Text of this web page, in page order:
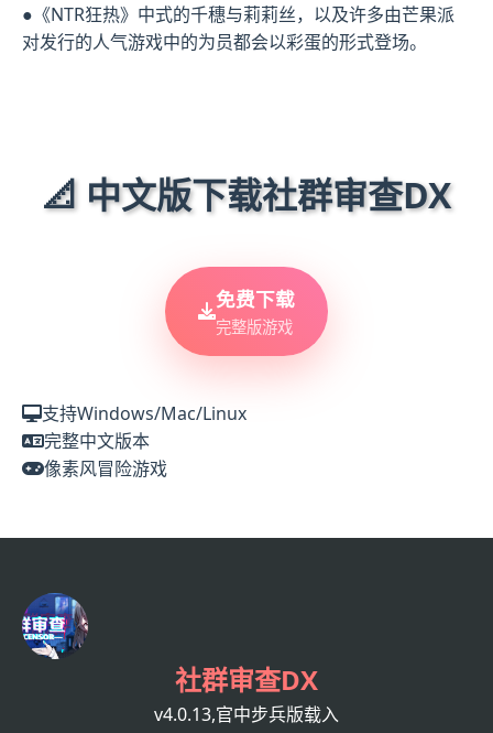
●《NTR狂热》中式的千穗与莉莉丝，以及许多由芒果派
对发行的人气游戏中的为员都会以彩蛋的形式登场。
📐 中文版下载社群审查DX
免费下载
完整版游戏
支持Windows/Mac/Linux
完整中文版本
像素风冒险游戏
社群审查DX
v4.0.13,官中步兵版载入